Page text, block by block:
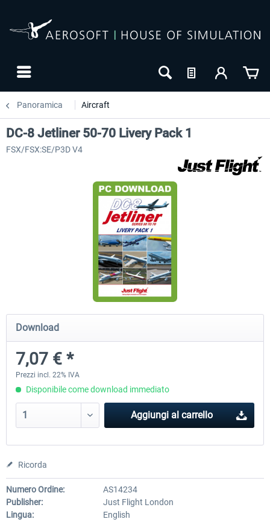
Panoramica Aircraft
Airbus Bundle
53,65 € *
iFly Jets-The 737NG for
DC-8 Jetliner 50-70 Livery Pack 1
FSX/FSX:SE/P3D V4
Download
7,07 € *
Prezzi incl. 22% IVA
Disponibile come download immediato
Aggiungi al carrello
Ricorda
Numero Ordine:
AS14234
Publisher:
Just Flight London
Lingua:
English